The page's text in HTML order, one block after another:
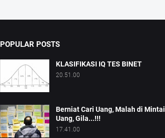
POPULAR POSTS
KLASIFIKASI IQ TES BINET
20.51.00
Berniat Cari Uang, Malah di Mintai
Uang, Gila...!!!
17.41.00